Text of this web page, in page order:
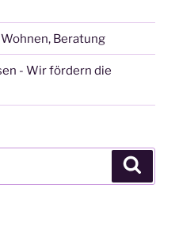
Beratung
- Wir fördern die